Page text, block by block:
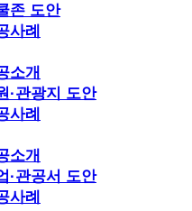
존 도안
사례
소개
·관광지 도안
사례
소개
·관공서 도안
사례